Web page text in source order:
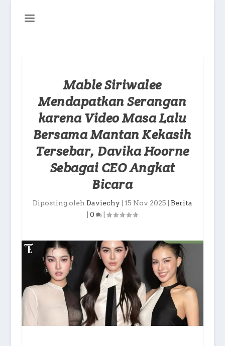
Mable Siriwalee
Mendapatkan Serangan
karena Video Masa Lalu
Bersama Mantan Kekasih
Tersebar, Davika Hoorne
Sebagai CEO Angkat
Bicara
Diposting oleh Daviechy 15 Nov 2025
Berita
|0 |